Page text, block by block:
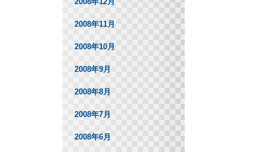
2008年11月
2008年10月
2008年9月
2008年8月
2008年7月
2008年6月